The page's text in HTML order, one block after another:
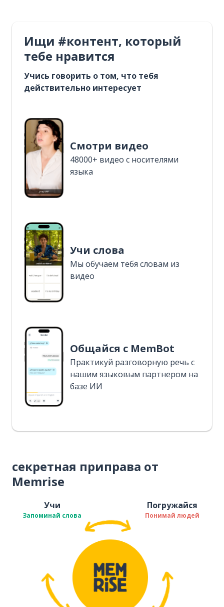
Ищи #контент, который
тебе нравится
Учись говорить о том, что тебя
действительно интересует
Смотри видео
48000+ видео с носителями
языка
Учи слова
Мы обучаем тебя словам из
видео
Общайся с MemBot
Практикуй разговорную речь с
нашим языковым партнером на
базе ИИ
секретная приправа от
Memrise
Учи
Запоминай слова
Погружайся
Понимай людей